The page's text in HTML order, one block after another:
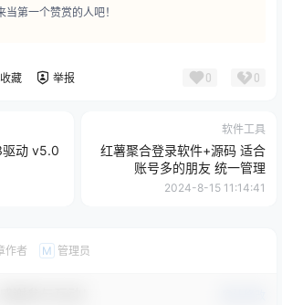
第一个赞赏的人吧！
收藏 举报 0 0
动 v5.0
软件工具
红薯聚合登录软件+源码 适合
账号多的朋友 统一管理
2024-8-15 11:14:41
作者 M 管理员